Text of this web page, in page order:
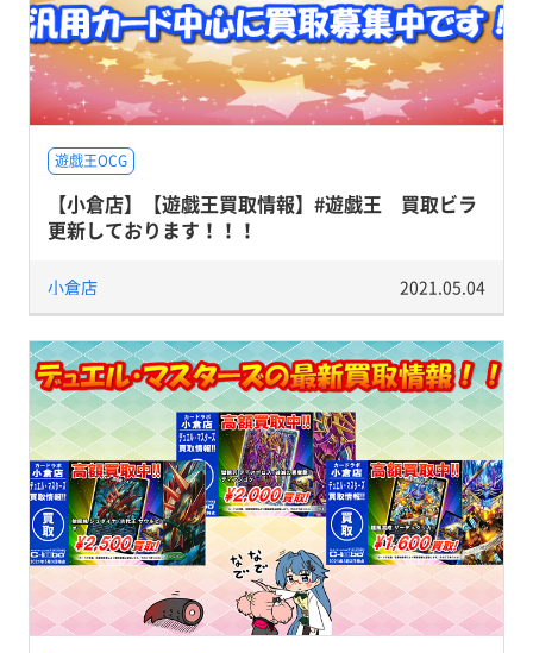
遊戯王OCG
【小倉店】【遊戯王買取情報】#遊戯王 買取ビラ
更新しております！！！
小倉店 2021.05.04